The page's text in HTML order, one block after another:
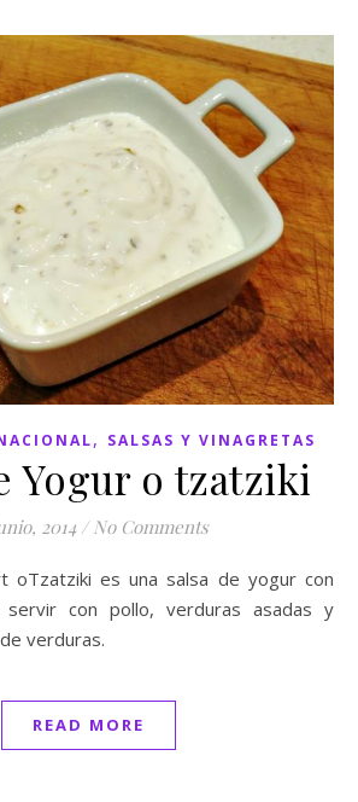
, SALSAS Y VINAGRETAS
Yogur o tzatziki
2014 / No Comments
con pollo, verduras asadas y
verduras.
READ MORE